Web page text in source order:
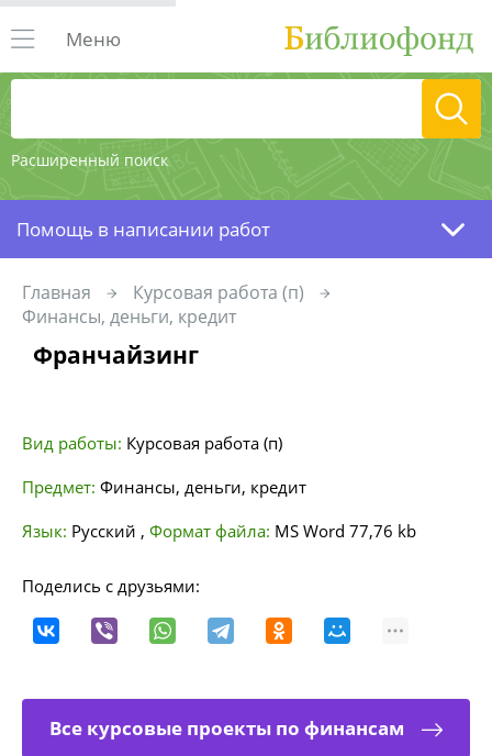
Расширенный поиск
Меню
Помощь в написании работ
Главная
Курсовая работа (п)
Финансы, деньги, кредит
Франчайзинг
Вид работы: Курсовая работа (п)
Предмет: Финансы, деньги, кредит
Язык: Русский , Формат файла: MS Word 77,76 kb
Поделись с друзьями:
Все курсовые проекты по финансам